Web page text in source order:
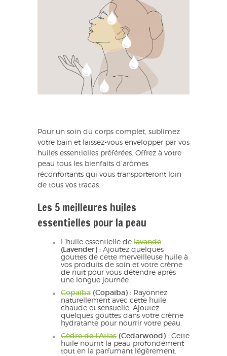
Pour un soin du corps complet, sublimez
votre bain et laissez-vous envelopper par vos
huiles essentielles préférées. Offrez à votre
peau tous les bienfaits d’arômes
réconfortants qui vous transporteront loin
de tous vos tracas.
Les 5 meilleures huiles
essentielles pour la peau
L’huile essentielle de lavande
(Lavender) : Ajoutez quelques
gouttes de cette merveilleuse huile à
vos produits de soin et votre crème
de nuit pour vous détendre après
une longue journée.
Copaïba (Copaiba) : Rayonnez
naturellement avec cette huile
chaude et sensuelle. Ajoutez
quelques gouttes dans votre crème
hydratante pour nourrir votre peau.
Cèdre de l’Atlas (Cedarwood) : Cette
huile nourrit la peau profondément
tout en la parfumant légèrement.